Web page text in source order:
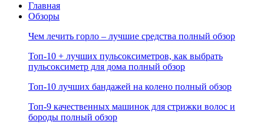
Главная
Обзоры
Чем лечить горло – лучшие средства полный обзор
Топ-10 + лучших пульсоксиметров, как выбрать
пульсоксиметр для дома полный обзор
Топ-10 лучших бандажей на колено полный обзор
Топ-9 качественных машинок для стрижки волос и
бороды полный обзор